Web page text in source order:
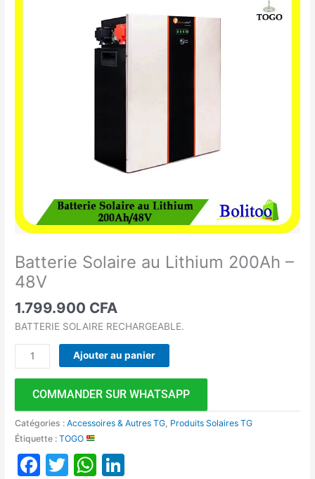
Batterie Solaire au Lithium 200Ah –
48V
1.799.900 CFA
BATTERIE SOLAIRE RECHARGEABLE.
Ajouter au panier
COMMANDER SUR WHATSAPP
Catégories :Accessoires & Autres TG Produits Solaires TG
Étiquette :TOGO
Facebook
TwitterWhatsApp